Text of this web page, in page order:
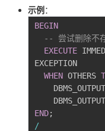
示例 ：
BEGIN
-- 尝试删除不
EXECUTE
EXCEPTION
WHEN OTHERS
    DBMS_OUTPUT
    DBMS_OUTPUT
END;
/